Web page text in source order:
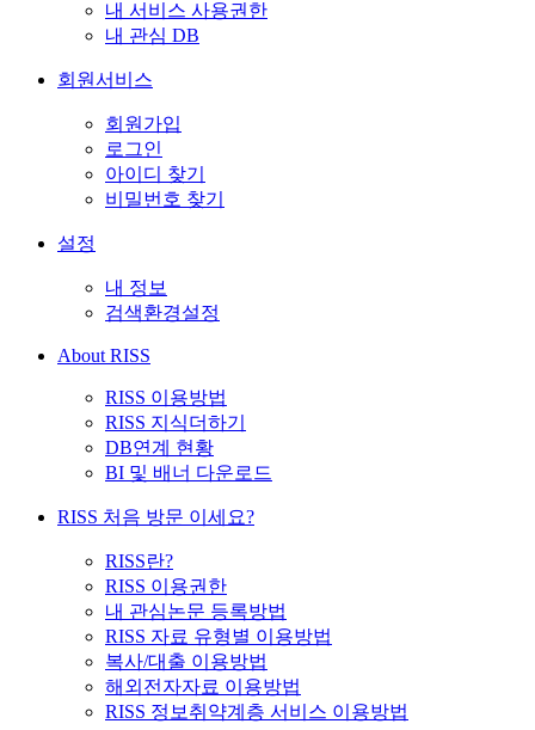
내 서비스 사용권한
내 관심 DB
회원서비스
회원가입
로그인
아이디 찾기
비밀번호 찾기
설정
내 정보
검색환경설정
About RISS
RISS 이용방법
RISS 지식더하기
DB연계 현황
BI 및 배너 다운로드
RISS 처음 방문 이세요?
RISS란?
RISS 이용권한
내 관심논문 등록방법
RISS 자료 유형별 이용방법
복사/대출 이용방법
해외전자자료 이용방법
RISS 정보취약계층 서비스 이용방법